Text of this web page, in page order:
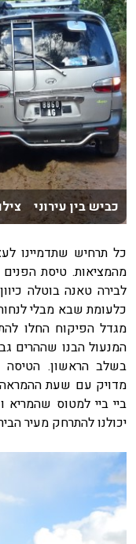
כביש בין עירוני
כל תרחיש שתדמיינו
מהמציאות. טיסת
לבירה טאנה בוטלה
כלעומת שבא מבלי
מגדל הפיקוח החלו
המנעול הבנו שההרים
בשלב הראשון. הטיסה
מדויק עם שעת ההמראה
ביי ביי למטוס שהמריא
יכולנו להתרחק מעיר